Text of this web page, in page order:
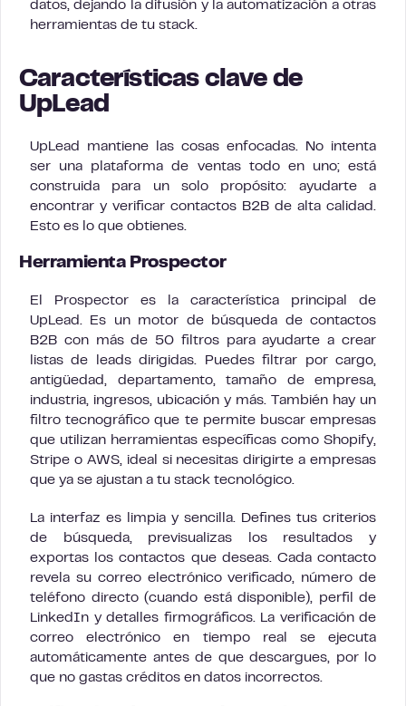
datos, dejando la difusión y la automatización a otras
herramientas de tu stack.
Características clave de
UpLead
UpLead mantiene las cosas enfocadas. No intenta
ser una plataforma de ventas todo en uno; está
construida para un solo propósito: ayudarte a
encontrar y verificar contactos B2B de alta calidad.
Esto es lo que obtienes.
Herramienta Prospector
El Prospector es la característica principal de
UpLead. Es un motor de búsqueda de contactos
B2B con más de 50 filtros para ayudarte a crear
listas de leads dirigidas. Puedes filtrar por cargo,
antigüedad, departamento, tamaño de empresa,
industria, ingresos, ubicación y más. También hay un
filtro tecnográfico que te permite buscar empresas
que utilizan herramientas específicas como Shopify,
Stripe o AWS, ideal si necesitas dirigirte a empresas
que ya se ajustan a tu stack tecnológico.
La interfaz es limpia y sencilla. Defines tus criterios
de búsqueda, previsualizas los resultados y
exportas los contactos que deseas. Cada contacto
revela su correo electrónico verificado, número de
teléfono directo (cuando está disponible), perfil de
LinkedIn y detalles firmográficos. La verificación de
correo electrónico en tiempo real se ejecuta
automáticamente antes de que descargues, por lo
que no gastas créditos en datos incorrectos.